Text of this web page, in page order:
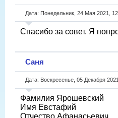
Дата: Понедельник, 24 Мая 2021,
Спасибо за совет. Я
Саня
Дата: Воскресенье, 05 Декабря
Фамилия Ярошевский
Имя Евстафий
Отчество Афанасьевич